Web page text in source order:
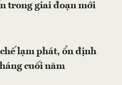
trong giai đoạn mới
lạm phát, ổn định
cuối năm